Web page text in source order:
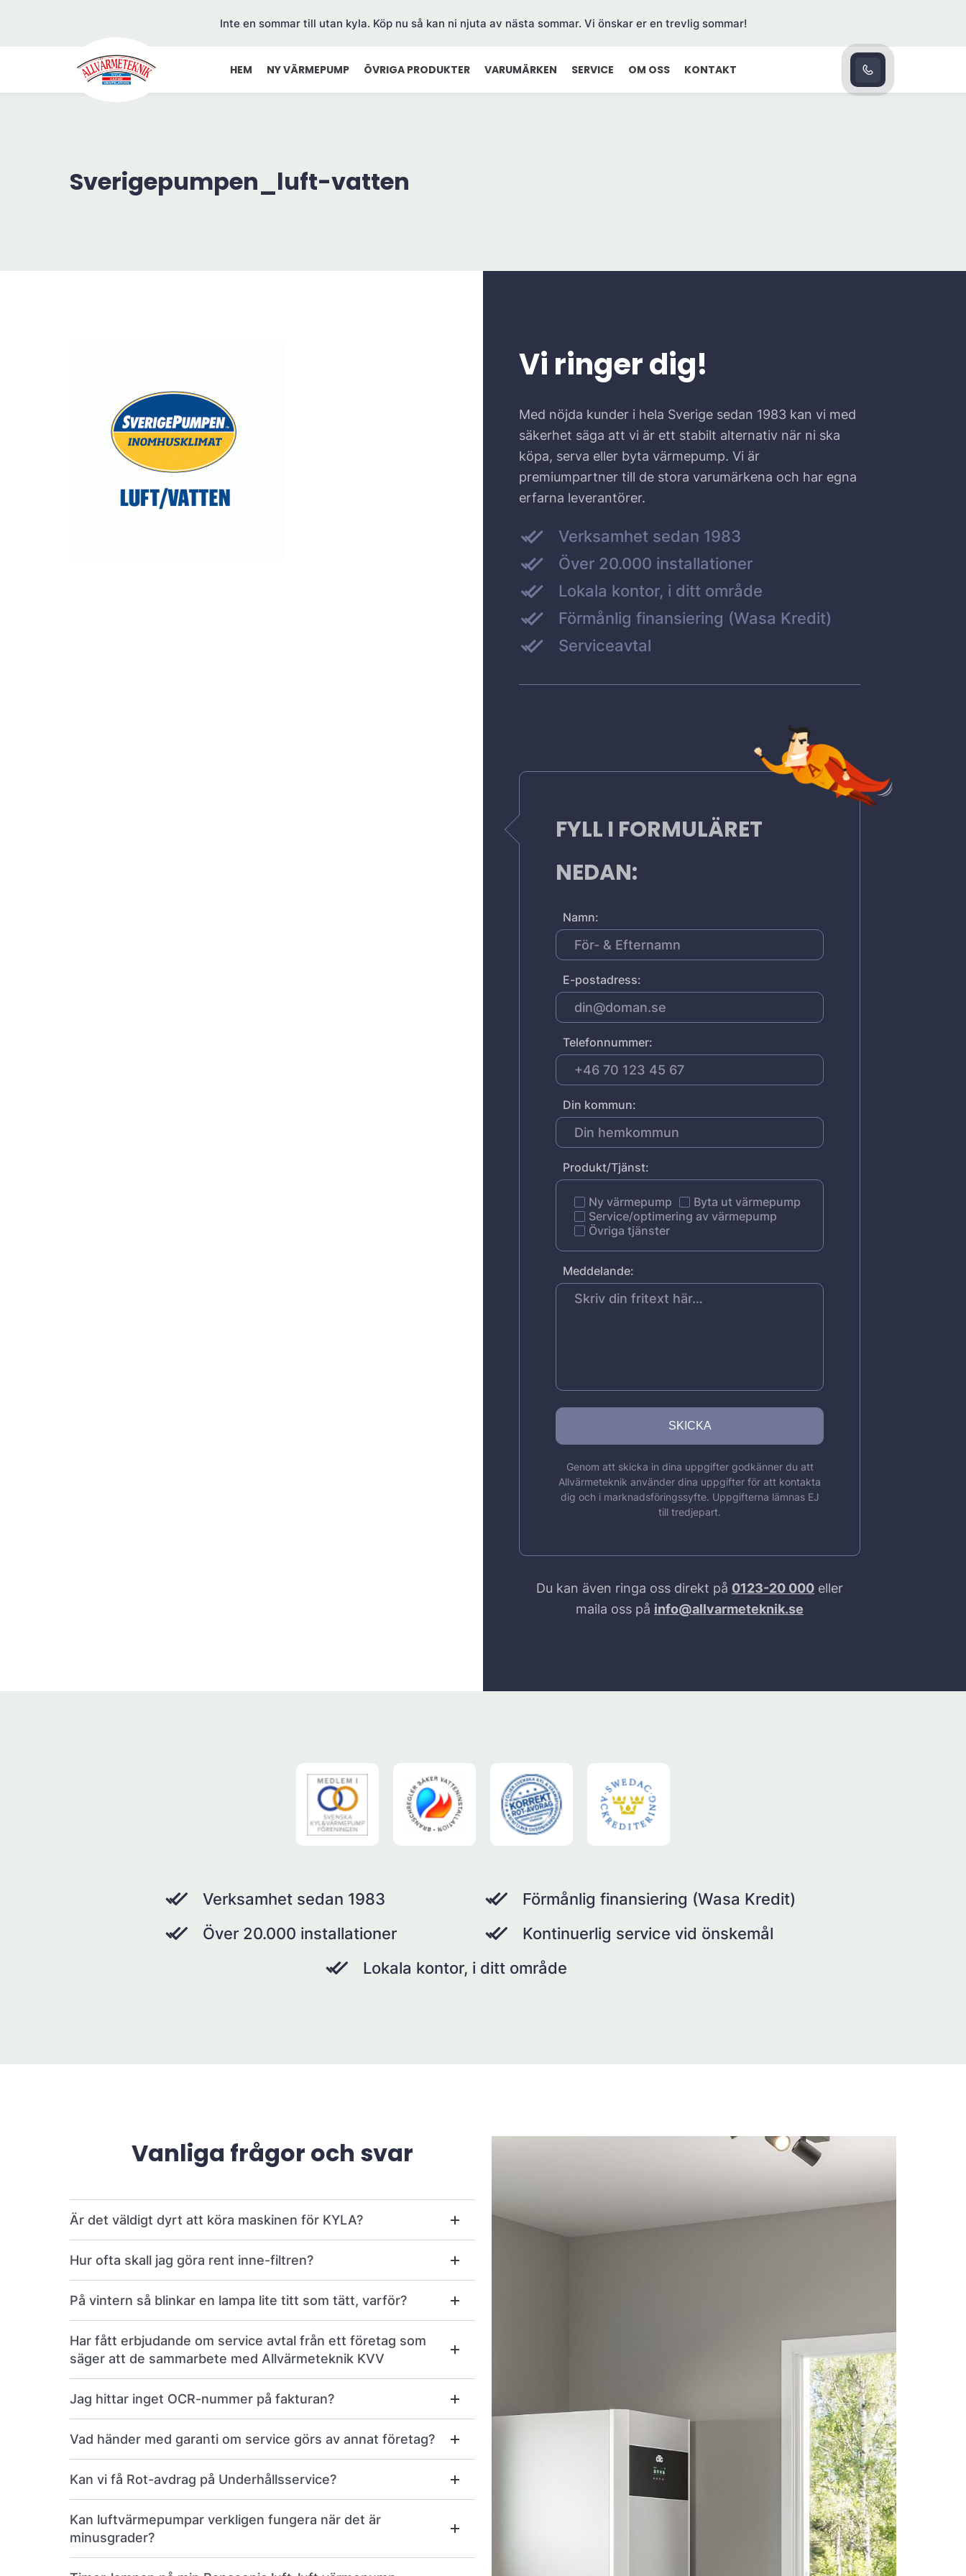
Inte en sommar till utan kyla. Köp nu så kan ni njuta av nästa sommar. Vi önskar er en trevlig sommar!
HEM NY VÄRMEPUMP ÖVRIGA PRODUKTER VARUMÄRKEN SERVICE OM OSS KONTAKT
Sverigepumpen_luft-vatten
Vi ringer dig!
Med nöjda kunder i hela Sverige sedan 1983 kan vi med
säkerhet säga att vi är ett stabilt alternativ när ni ska
köpa, serva eller byta värmepump. Vi är
premiumpartner till de stora varumärkena och har egna
erfarna leverantörer.
Verksamhet sedan 1983
Över 20.000 installationer
Lokala kontor, i ditt område
Förmånlig finansiering (Wasa Kredit)
Serviceavtal
FYLL I FORMULÄRET
NEDAN:
Namn:
E-postadress:
Telefonnummer:
Din kommun:
Produkt/Tjänst:
Ny värmepump
Byta ut värmepump
Service/optimering av värmepump
Övriga tjänster
Meddelande:
Genom att skicka in dina uppgifter godkänner du att
Allvärmeteknik använder dina uppgifter för att kontakta
dig och i marknadsföringssyfte. Uppgifterna lämnas EJ
till tredjepart.
Du kan även ringa oss direkt på 0123-20 000 eller
maila oss på info@allvarmeteknik.se
Verksamhet sedan 1983
Förmånlig finansiering (Wasa Kredit)
Över 20.000 installationer
Kontinuerlig service vid önskemål
Lokala kontor, i ditt område
Vanliga frågor och svar
Är det väldigt dyrt att köra maskinen för KYLA?
Hur ofta skall jag göra rent inne-filtren?
På vintern så blinkar en lampa lite titt som tätt, varför?
Har fått erbjudande om service avtal från ett företag som
säger att de sammarbete med Allvärmeteknik KVV
Jag hittar inget OCR-nummer på fakturan?
Vad händer med garanti om service görs av annat företag?
Kan vi få Rot-avdrag på Underhållsservice?
Kan luftvärmepumpar verkligen fungera när det är
minusgrader?